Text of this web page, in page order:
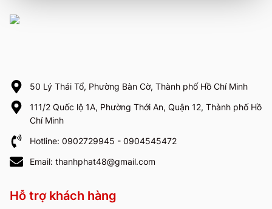
50 Lý Thái Tổ, Phường Bàn Cờ, Thành phố Hồ Chí Minh
111/2 Quốc lộ 1A, Phường Thới An, Quận 12, Thành phố Hồ
Chí Minh
Hotline: 0902729945 - 0904545472
Email: thanhphat48@gmail.com
Hỗ trợ khách hàng